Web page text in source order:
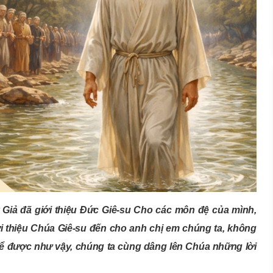
đã giới thiệu Đức Giê-su Cho các môn đệ của mình,
Chúa Giê-su đến cho anh chị em chúng ta, không
được như vậy, chúng ta cùng dâng lên Chúa những lời